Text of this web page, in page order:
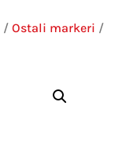
/Ostali markeri /